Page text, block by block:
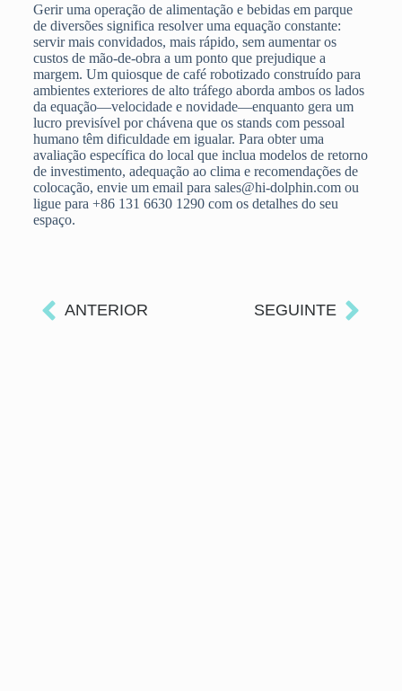
Gerir uma operação de alimentação e bebidas em parque
de diversões significa resolver uma equação constante:
servir mais convidados, mais rápido, sem aumentar os
custos de mão-de-obra a um ponto que prejudique a
margem. Um quiosque de café robotizado construído para
ambientes exteriores de alto tráfego aborda ambos os lados
da equação—velocidade e novidade—enquanto gera um
lucro previsível por chávena que os stands com pessoal
humano têm dificuldade em igualar. Para obter uma
avaliação específica do local que inclua modelos de retorno
de investimento, adequação ao clima e recomendações de
colocação, envie um email para sales@hi-dolphin.com ou
ligue para +86 131 6630 1290 com os detalhes do seu
espaço.
ANTERIOR SEGUINTE